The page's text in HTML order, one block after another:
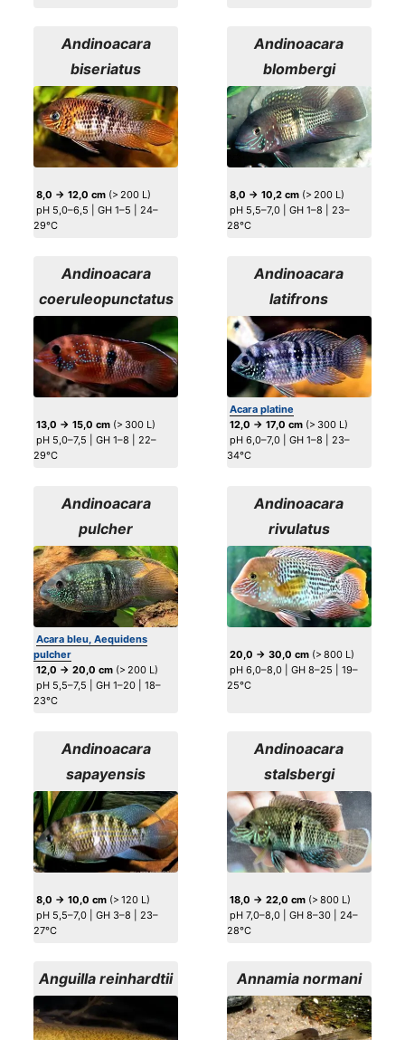
Andinoacara
biseriatus
8,0 → 12,0 cm (> 200 L)
pH 5,0–6,5 | GH 1–5 | 24–
29°C
Andinoacara
blombergi
8,0 → 10,2 cm(> 200 L)
pH 5,5–7,0 | GH 1–8 | 23–
28°C
Andinoacara
coeruleopunctatus
13,0 → 15,0 cm (> 300 L)
pH 5,0–7,5 | GH 1–8 | 22–
29°C
Andinoacara
latifrons
Acara platine
12,0 → 17,0 cm(> 300 L)
pH 6,0–7,0 | GH 1–8 | 23–
34°C
Andinoacara
pulcher
Acara bleu, Aequidens
pulcher
12,0 → 20,0 cm (> 200 L)
pH 5,5–7,5 | GH 1–20 | 18–
23°C
Andinoacara
rivulatus
20,0 → 30,0 cm(> 800 L)
pH 6,0–8,0 | GH 8–25 | 19–
25°C
Andinoacara
sapayensis
8,0 → 10,0 cm (> 120 L)
pH 5,5–7,0 | GH 3–8 | 23–
27°C
Andinoacara
stalsbergi
18,0 → 22,0 cm(> 800 L)
pH 7,0–8,0 | GH 8–30 | 24–
28°C
Anguilla reinhardtii Annamia normani